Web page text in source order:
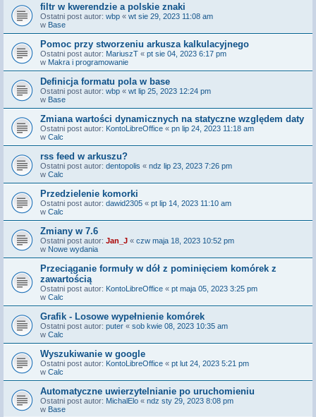
filtr w kwerendzie a polskie znaki
Ostatni post autor: wbp « wt sie 29, 2023 11:08 am
w Base
Pomoc przy stworzeniu arkusza kalkulacyjnego
Ostatni post autor: MariuszT « pt sie 04, 2023 6:17 pm
w Makra i programowanie
Definicja formatu pola w base
Ostatni post autor: wbp « wt lip 25, 2023 12:24 pm
w Base
Zmiana wartości dynamicznych na statyczne względem daty
Ostatni post autor: KontoLibreOffice « pn lip 24, 2023 11:18 am
w Calc
rss feed w arkuszu?
Ostatni post autor: dentopolis « ndz lip 23, 2023 7:26 pm
w Calc
Przedzielenie komorki
Ostatni post autor: dawid2305 « pt lip 14, 2023 11:10 am
w Calc
Zmiany w 7.6
Ostatni post autor: Jan_J « czw maja 18, 2023 10:52 pm
w Nowe wydania
Przeciąganie formuły w dół z pominięciem komórek z
zawartością
Ostatni post autor: KontoLibreOffice « pt maja 05, 2023 3:25 pm
w Calc
Grafik - Losowe wypełnienie komórek
Ostatni post autor: puter « sob kwie 08, 2023 10:35 am
w Calc
Wyszukiwanie w google
Ostatni post autor: KontoLibreOffice « pt lut 24, 2023 5:21 pm
w Calc
Automatyczne uwierzytelnianie po uruchomieniu
Ostatni post autor: MichalElo « ndz sty 29, 2023 8:08 pm
w Base